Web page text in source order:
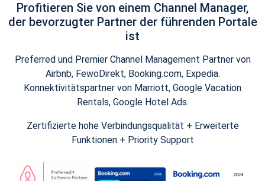
Profitieren Sie von einem Channel Manager,
der bevorzugter Partner der führenden Portale
ist
Preferred und Premier Channel Management Partner von
Airbnb, FewoDirekt, Booking.com, Expedia.
Konnektivitätspartner von Marriott, Google Vacation
Rentals, Google Hotel Ads.
Zertifizierte hohe Verbindungsqualität + Erweiterte
Funktionen + Priority Support